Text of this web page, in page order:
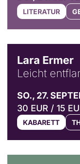
LITERATUR
Lara Ermer
Leicht
SO., 27.
30 EUR / 15
KABARETT